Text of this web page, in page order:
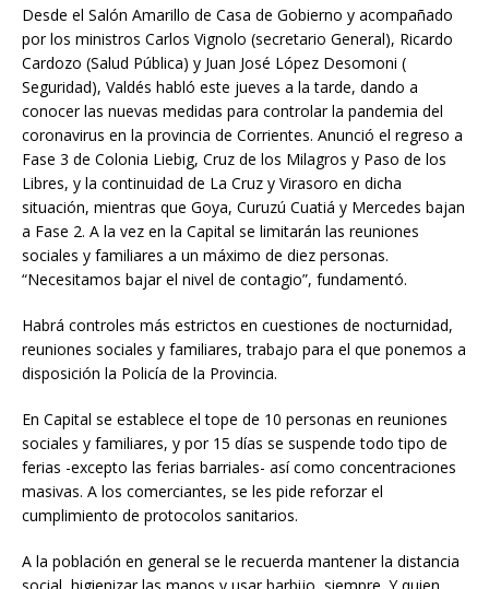
Desde el Salón Amarillo de Casa de Gobierno y acompañado
por los ministros Carlos Vignolo (secretario General), Ricardo
Cardozo (Salud Pública) y Juan José López Desomoni (
Seguridad), Valdés habló este jueves a la tarde, dando a
conocer las nuevas medidas para controlar la pandemia del
coronavirus en la provincia de Corrientes. Anunció el regreso a
Fase 3 de Colonia Liebig, Cruz de los Milagros y Paso de los
Libres, y la continuidad de La Cruz y Virasoro en dicha
situación, mientras que Goya, Curuzú Cuatiá y Mercedes bajan
a Fase 2. A la vez en la Capital se limitarán las reuniones
sociales y familiares a un máximo de diez personas.
“Necesitamos bajar el nivel de contagio”, fundamentó.
Habrá controles más estrictos en cuestiones de nocturnidad,
reuniones sociales y familiares, trabajo para el que ponemos a
disposición la Policía de la Provincia.
En Capital se establece el tope de 10 personas en reuniones
sociales y familiares, y por 15 días se suspende todo tipo de
ferias -excepto las ferias barriales- así como concentraciones
masivas. A los comerciantes, se les pide reforzar el
cumplimiento de protocolos sanitarios.
A la población en general se le recuerda mantener la distancia